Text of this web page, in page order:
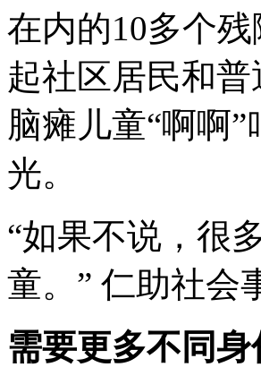
在内的10多个
起社区居民和
脑瘫儿童“啊啊
光。
“如果不说，很
童。” 仁助社会
需要更多不同